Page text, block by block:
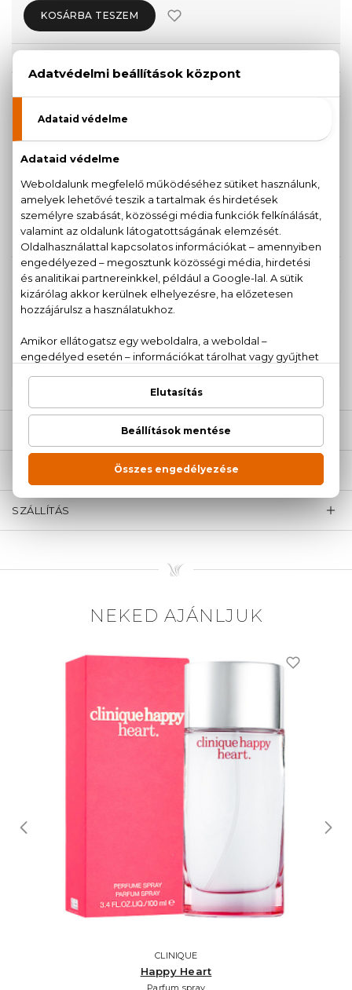
KOSÁRBA TESZEM
KISZERELÉS KIVÁLASZTÁSA
11.650 Ft
11.870 Ft
100 ml
15.140 Ft
KAPCSOLÓDÓ TERMÉKEK
100% eredeti termékek,14 napos visszaküldési
Kérdésed van, elakadtál? Hívd ügyfélszolgálatunkat:
20 779 1924
SZÁLLÍTÁS
NEKED AJÁNLJUK
CLINIQUE
Happy Heart
Parfum spray